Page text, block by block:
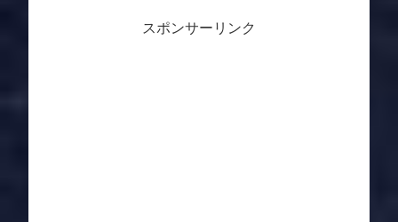
スポンサーリンク